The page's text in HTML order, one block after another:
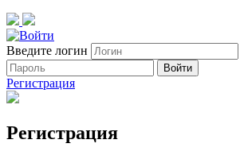
Введите логин
Войти
Регистрация
Регистрация